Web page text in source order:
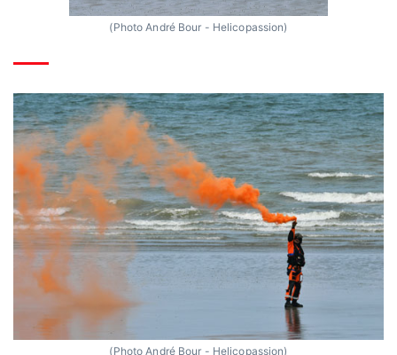
(Photo André Bour - Helicopassion)
(Photo André Bour - Helicopassion)